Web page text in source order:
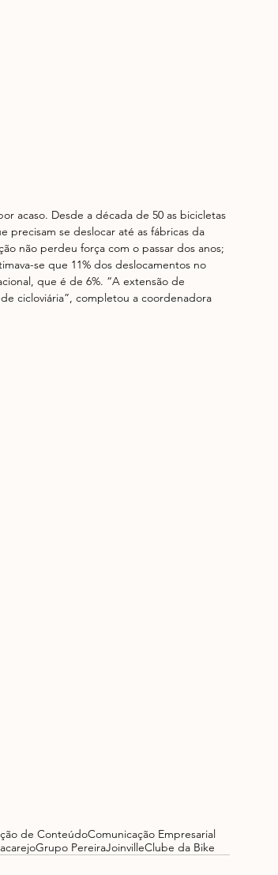
acaso. Desde a década de 50 as bicicletas
precisam se deslocar até as fábricas da
não perdeu força com o passar dos anos;
se que 11% dos deslocamentos no
que é de 6%. “A extensão de
cicloviária”, completou a coordenadora
de ConteúdoComunicação Empresarial
Grupo PereiraJoinvilleClube da Bike